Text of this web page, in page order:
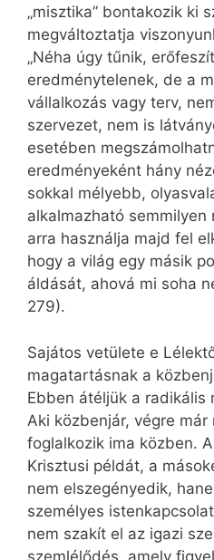
„misztika” bontakozik ki
megváltoztatja
„Néha úgy tűnik,
eredménytelenek, de a
vállalkozás vagy terv,
szervezet, nem is
esetében
eredményeként hány
sokkal mélyebb,
alkalmazható semmilyen
arra használja majd fel
hogy a világ egy másik
áldását, ahová mi soha
279).
Sajátos vetülete e
magatartásnak a
Ebben átéljük a radikális
Aki közbenjár, végre már
foglalkozik ima közben.
Krisztusi példát, a
nem elszegényedik,
személyes
nem szakít el az igazi
szemlélődés, amely